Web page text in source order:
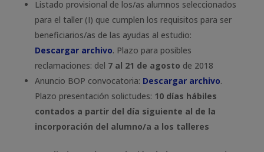
Listado provisional de los/as alumnos seleccionados
para el taller (I) que cumplen los requisitos para ser
beneficiarios/as de las ayudas al estudio:
Descargar archivo. Plazo para posibles
reclamaciones: del 7 al 21 de agosto de 2018
Anuncio BOP convocatoria: Descargar archivo.
Plazo presentación solictudes: 10 días hábiles
contados a partir del día siguiente al de la
incorporación del alumno/a a los talleres